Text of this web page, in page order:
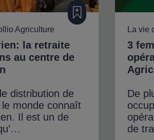
Ajouter à ma filière
Agriculture
la retraite
au centre de
distribution de
monde connaît
Il est un de
La vie
3
De
de